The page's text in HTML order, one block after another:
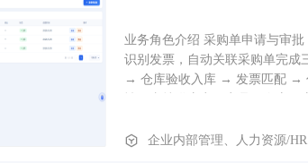
业务角色介绍 采购单申请与审
识别发票，自动关联采购单完
→ 仓库验收入库 → 发票匹配 →
码/金额/税额），返回置信度，支持多格式上传 Agent智能对账：自动比对「采购单-入库单-
企业内部管理、人力资源/HR